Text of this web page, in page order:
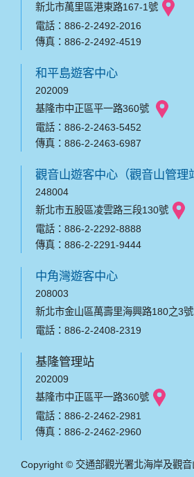
新北市萬里區港東路167-1號
電話：886-2-2492-2016
傳真：886-2-2492-4519
和平島遊客中心
202009
基隆市中正區平一路360號
電話：886-2-2463-5452
傳真：886-2-2463-6987
觀音山遊客中心（觀音山管理
248004
新北市五股區凌雲路三段130號
電話：886-2-2292-8888
傳真：886-2-2291-9444
中角灣遊客中心
208003
新北市金山區萬壽里海興路180之3號
電話：886-2-2408-2319
基隆管理站
202009
基隆市中正區平一路360號
電話：886-2-2462-2981
傳真：886-2-2462-2960
Copyright © 交通部觀光署北海岸及觀音